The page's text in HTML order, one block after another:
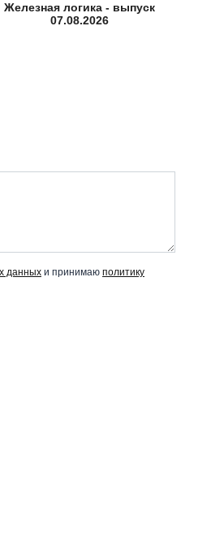
Железная логика - выпуск
07.08.2026
данных и принимаю политику